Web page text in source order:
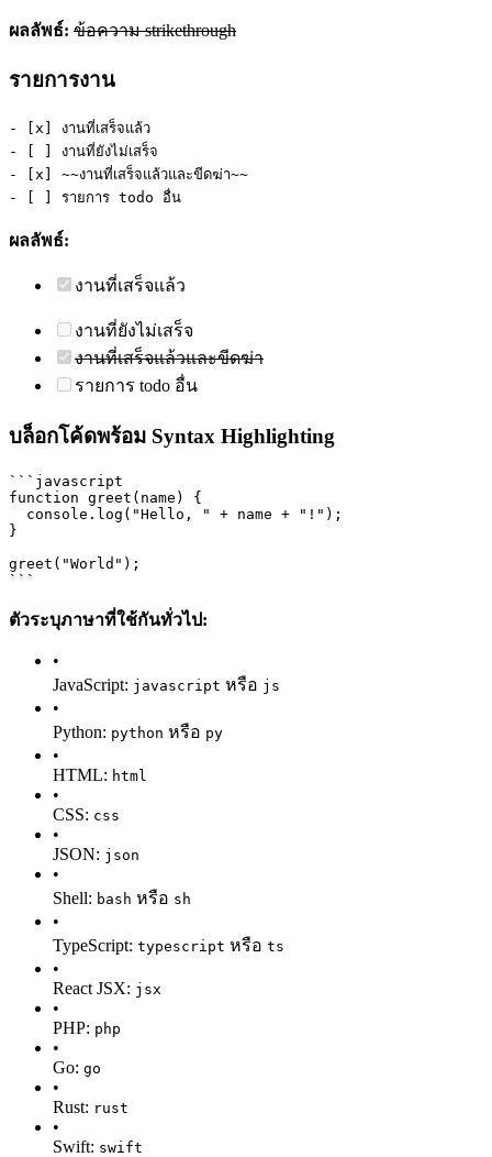
ผลลัพธ์: ข้อความ strikethrough
รายการงาน
- [x] งานที่เสร็จแล้ว
- [ ] งานที่ยังไม่เสร็จ
- [x] ~~งานที่เสร็จแล้วและขีดฆ่า~~
- [ ] รายการ todo อื่น
ผลลัพธ์:
งานที่เสร็จแล้ว
งานที่ยังไม่เสร็จ
งานที่เสร็จแล้วและขีดฆ่า
รายการ todo อื่น
บล็อกโค้ดพร้อม Syntax Highlighting
```javascript
function greet(name) {
  console.log("Hello, " + name + "!");
}
greet("World");
```
ตัวระบุภาษาที่ใช้กันทั่วไป:
•
JavaScript: javascript หรือ js
•
Python: python หรือ py
•
HTML: html
•
CSS: css
•
JSON: json
•
Shell: bash หรือ sh
•
TypeScript: typescript หรือ ts
•
React JSX: jsx
•
PHP: php
•
Go: go
•
Rust: rust
•
Swift: swift